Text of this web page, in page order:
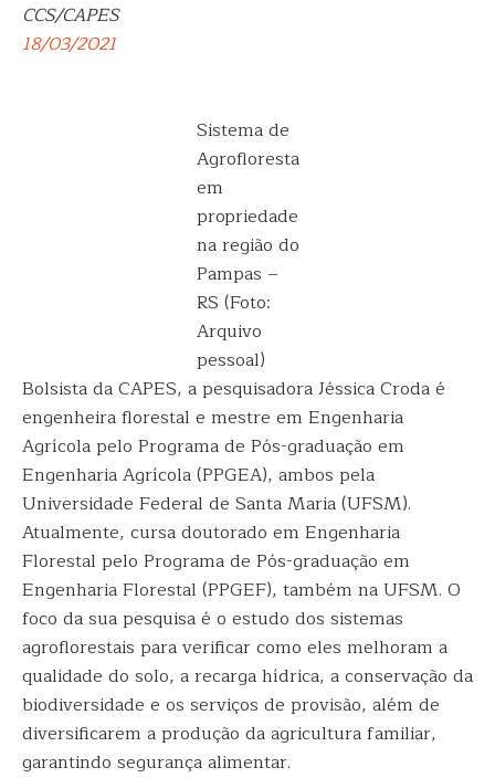
CCS/CAPES
18/03/2021
Sistema de
Agrofloresta
em
propriedade
na região do
Pampas –
RS (Foto:
Arquivo
pessoal)
Bolsista da CAPES, a pesquisadora Jéssica Croda é
engenheira florestal e mestre em Engenharia
Agrícola pelo Programa de Pós-graduação em
Engenharia Agrícola (PPGEA), ambos pela
Universidade Federal de Santa Maria (UFSM).
Atualmente, cursa doutorado em Engenharia
Florestal pelo Programa de Pós-graduação em
Engenharia Florestal (PPGEF), também na UFSM. O
foco da sua pesquisa é o estudo dos sistemas
agroflorestais para verificar como eles melhoram a
qualidade do solo, a recarga hídrica, a conservação da
biodiversidade e os serviços de provisão, além de
diversificarem a produção da agricultura familiar,
garantindo segurança alimentar.